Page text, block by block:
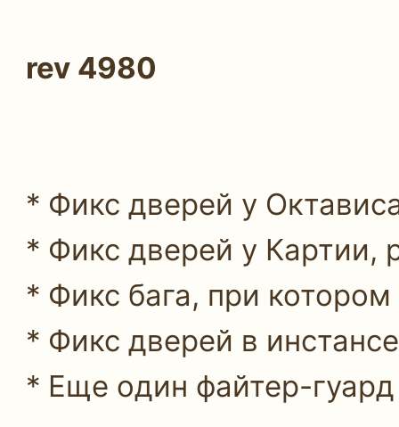
rev 4980
* Фикс дверей у
* Фикс дверей у Картии,
* Фикс бага, при
* Фикс дверей в
* Еще один файтер-